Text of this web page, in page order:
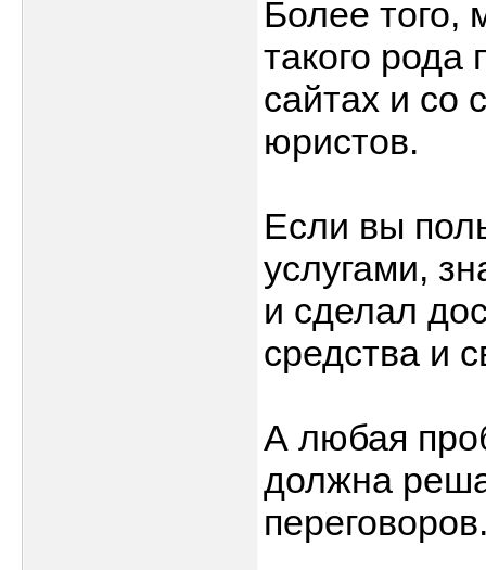
Более того,
такого рода
сайтах и со
юристов.
Если вы
услугами,
и сделал
средства и
А любая
должна